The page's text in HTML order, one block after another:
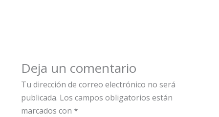
Deja un comentario
Tu dirección de correo electrónico no será
publicada. Los campos obligatorios están
marcados con *